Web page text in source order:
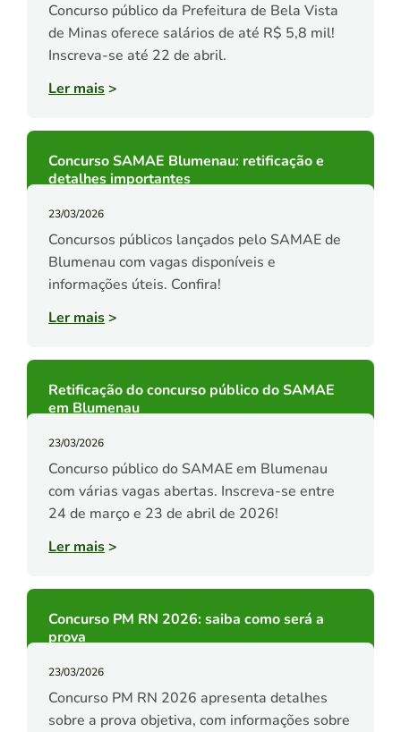
Concurso público da Prefeitura de Bela Vista
de Minas oferece salários de até R$ 5,8 mil!
Inscreva-se até 22 de abril.
Ler mais>
Concurso SAMAE Blumenau: retificação e
detalhes importantes
23/03/2026
Concursos públicos lançados pelo SAMAE de
Blumenau com vagas disponíveis e
informações úteis. Confira!
Ler mais>
Retificação do concurso público do SAMAE
em Blumenau
23/03/2026
Concurso público do SAMAE em Blumenau
com várias vagas abertas. Inscreva-se entre
24 de março e 23 de abril de 2026!
Ler mais>
Concurso PM RN 2026: saiba como será a
prova
23/03/2026
Concurso PM RN 2026 apresenta detalhes
sobre a prova objetiva, com informações sobre